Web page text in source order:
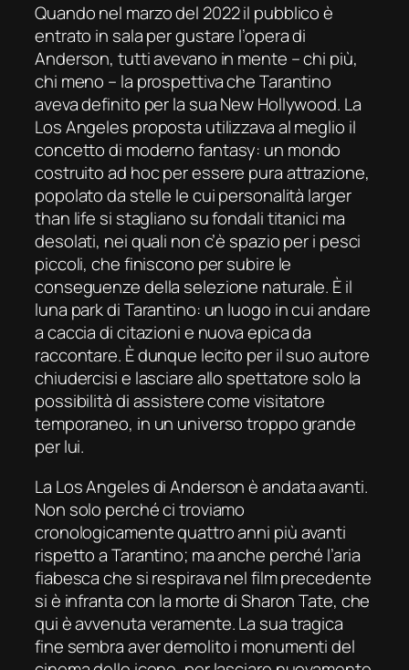
Quando nel marzo del 2022 il pubblico è
entrato in sala per gustare l’opera di
Anderson, tutti avevano in mente – chi più,
chi meno – la prospettiva che Tarantino
aveva definito per la sua New Hollywood. La
Los Angeles proposta utilizzava al meglio il
concetto di modernofantasy: un mondo
costruitoad hocper essere pura attrazione,
popolato da stelle le cui personalità larger
than life si stagliano su fondali titanici ma
desolati, nei quali non c’è spazio per i pesci
piccoli, che finiscono per subire le
conseguenze della selezione naturale. È il
luna park di Tarantino: un luogo in cui andare
a caccia di citazioni e nuova epica da
raccontare. È dunque lecito per il suo autore
chiudercisi e lasciare allo spettatore solo la
possibilità di assistere come visitatore
temporaneo, in un universo troppo grande
per lui.
La Los Angeles di Anderson è andata avanti.
Non solo perché ci troviamo
cronologicamente quattro anni più avanti
rispetto a Tarantino; ma anche perché l’aria
fiabesca che si respirava nel film precedente
si è infranta con la morte di Sharon Tate, che
qui è avvenuta veramente. La sua tragica
fine sembra aver demolito i monumenti del